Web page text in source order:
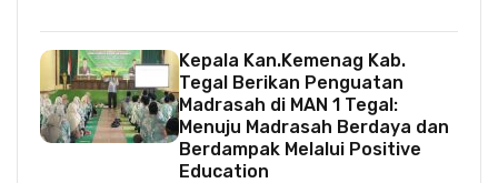
Kepala Kan.Kemenag Kab.
Tegal Berikan Penguatan
Madrasah di MAN 1 Tegal:
Menuju Madrasah Berdaya dan
Berdampak Melalui Positive
Education